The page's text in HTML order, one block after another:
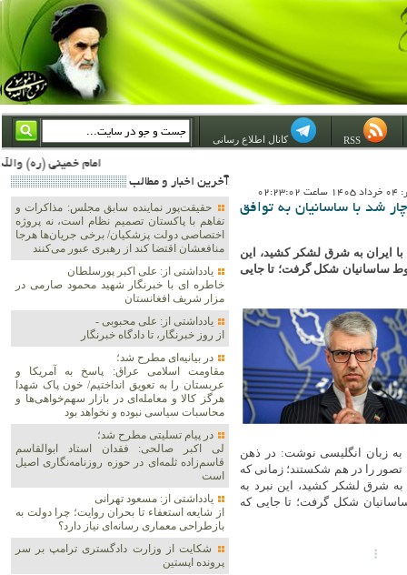
کانال اطلاع رسانی
امام خمینی (ره) والله اسلام تمامش سیاست است؛ ***** امام شهید: به گفتار امام و کردار امام اهتمام بورزید ***** امام خمینی(ره): ان شاء الله ما اندوه دلمان را در وقت مناسب با انتقام از امریکا و آل
شد با ساسانیان به توافق
ایران به شرق لشکر کشید، این
ساسانیان شکل گرفت؛ تا جایی
به زبان انگلیسی نوشت: در ذهن
را در هم شکستند؛ زمانی که
شرق لشکر کشید، این نبرد به
شکل گرفت؛ تا جایی که
آخرين اخبار و مطالب
حقیقت‌پور نماینده سابق مجلس: مذاکرات و
تفاهم با پاکستان تصمیم نظام است، نه پروژه
اختصاصی دولت پزشکیان/ برخی جریان‌ها هرجا
منافعشان اقتضا کند از رهبری عبور می‌کنند
یادداشتی از: علی اکبر پورسلطان
خاطره ای با خبرنگار شهید محمود صارمی در
مزار شریف افغانستان
یادداشتی از: علی محبوبی -
از روز خبرنگار، تا دادگاه خبرنگار
در بیانیه‌ای مطرح شد؛
مقاومت اسلامی عراق: پاسخ به آمریکا و
عربستان را به تعویق انداختیم/ خون پاک شهدا
هرگز کالا و معامله‌ای در بازار سهم‌خواهی‌ها و
محاسبات سیاسی نبوده و نخواهد بود
در پیام تسلیتی مطرح شد؛
لی اکبر صالحی: فقدان استاد ابوالقاسم
قاسم‌زاده ثلمه‌ای در حوزه روزنامه‌نگاری اصیل
است
یادداشتی از: مسعود تهرانی
از شایعه استعفاء تا بحران روایت؛ چرا دولت به
بازطراحی معماری رسانه‌ای نیاز دارد؟
شکایت از وزارت دادگستری ترامپ بر سر
پرونده اپستین